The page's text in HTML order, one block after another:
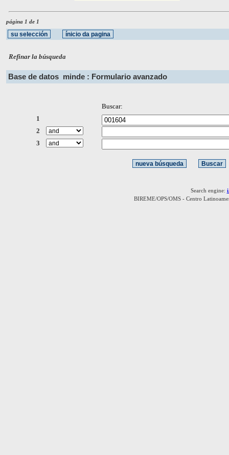
página 1 de 1
Refinar la búsqueda
Base de datos minde : Formulario avanzado
Buscar:
1
2
3
Search engine:
BIREME/OPS/OMS - Centro